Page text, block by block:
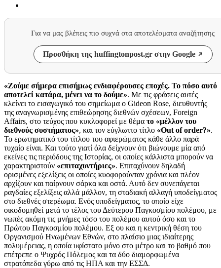
Για να μας βλέπεις πιο συχνά στα αποτελέσματα αναζήτησης
Προσθήκη της huffingtonpost.gr στην Google
«Ζούμε σήμερα επισήμως ενδιαφέρουσες εποχές. Το πόσο αυτό
αποτελεί κατάρα, μένει να το δούμε». Με τις φράσεις αυτές
κλείνει το εισαγωγικό του σημείωμα ο Gideon Rose, διευθυντής
της αναγνωρισμένης επιθεώρησης διεθνών σχέσεων, Foreign
Affairs, στο τεύχος που κυκλοφορεί με θέμα το «μέλλον του
διεθνούς συστήματος», και τον εύγλωττο τίτλο «Out of order?».
Το ερωτηματικό του τίτλου του αφιερώματος κάθε άλλο παρά
τυχαίο είναι. Και τούτο γιατί όλα δείχνουν ότι βιώνουμε μία από
εκείνες τις περιόδους της Ιστορίας, οι οποίες κάλλιστα μπορούν να
χαρακτηριστούν «επιταχυντήριες». Επιταχύνουν δηλαδή
ορισμένες εξελίξεις οι οποίες κυοφορούνταν χρόνια και πλέον
αρχίζουν και παίρνουν σάρκα και οστά. Αυτό δεν συνεπάγεται
ραγδαίες εξελίξεις αλλά μάλλον, τη σταδιακή αλλαγή υποδείγματος
στο διεθνές στερέωμα. Ενός υποδείγματος, το οποίο είχε
οικοδομηθεί μετά το τέλος του Δεύτερου Παγκοσμίου πολέμου, με
νωπές ακόμη τις μνήμες τόσο του πολέμου αυτού όσο και το
Πρώτου Παγκοσμίου πολέμου. Εξ ου και η κεντρική θέση του
Οργανισμού Ηνωμένων Εθνών, στο πλαίσιο μιας ιδιαίτερης
πολυμέρειας, η οποία υφίστατο μόνο στο μέτρο και το βαθμό που
επέτρεπε ο Ψυχρός Πόλεμος και τα δύο διαμορφωμένα
στρατόπεδα γύρω από τις ΗΠΑ και την ΕΣΣΔ.